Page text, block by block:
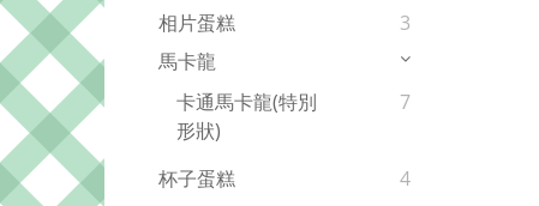
相片蛋糕
3
馬卡龍
卡通馬卡龍(特別
形狀)
7
杯子蛋糕
4